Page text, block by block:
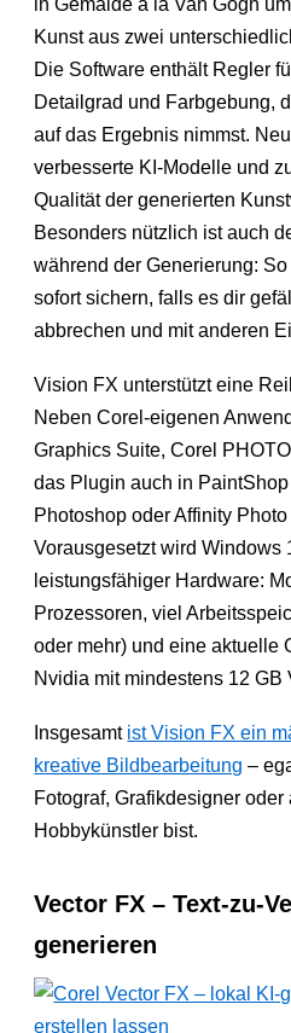
Kunst aus zwei
Die Software enthält Regler
Detailgrad und Farbgebung,
auf das Ergebnis nimmst.
verbesserte KI-Modelle und
Qualität der generierten
Besonders nützlich ist auch
während der Generierung:
sofort sichern, falls es dir
abbrechen und mit anderen
Vision FX unterstützt eine
Neben Corel-eigenen
Graphics Suite, Corel
das Plugin auch in
Photoshop oder Affinity
Vorausgesetzt wird Windows
leistungsfähiger Hardware:
Prozessoren, viel
oder mehr) und eine aktuelle
Nvidia mit mindestens 12 GB
Insgesamt ist Vision FX ein
kreative Bildbearbeitung –
Fotograf, Grafikdesigner oder
Hobbykünstler bist.
Vector FX – Text-zu-
generieren